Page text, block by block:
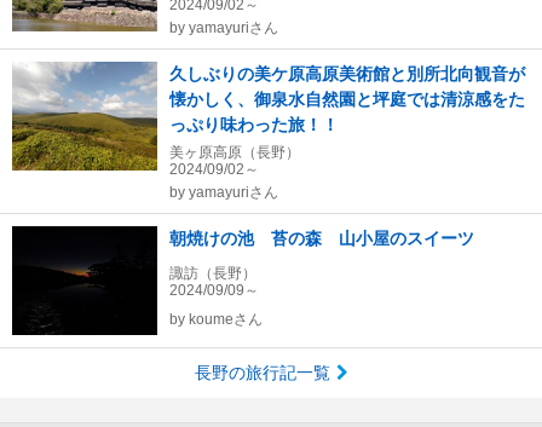
2024/09/02～
by yamayuriさん
久しぶりの美ケ原高原美術館と別所北向観音が
懐かしく、御泉水自然園と坪庭では清涼感をた
っぷり味わった旅！！
美ヶ原高原（長野）
2024/09/02～
by yamayuriさん
朝焼けの池 苔の森 山小屋のスイーツ
諏訪（長野）
2024/09/09～
by koumeさん
長野の旅行記一覧